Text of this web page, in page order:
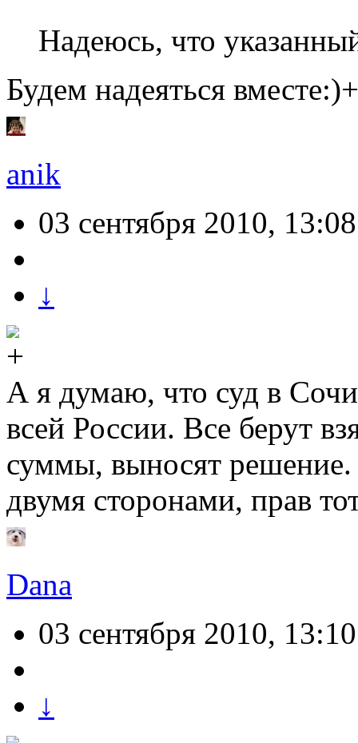
Надеюсь, что
Будем надеяться вместе:)+
anik
03 сентября 2010, 13:08
↓
А я думаю, что суд в
всей России. Все берут
суммы, выносят
двумя сторонами, прав
Dana
03 сентября 2010, 13:10
↓